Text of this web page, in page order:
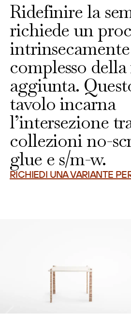
Ridefinire la
richiede un
complesso
aggiunta.
tavolo incarna
l’intersezione
collezioni no-
glue e s/m-w.
RICHIEDI UNA VARIANTE